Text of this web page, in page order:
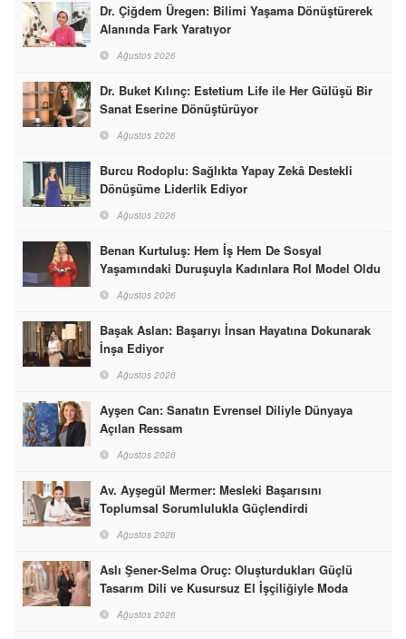
Dr. Çiğdem Üregen: Bilimi Yaşama Dönüştürerek
Alanında Fark Yaratıyor
Ağustos 2026
Dr. Buket Kılınç: Estetium Life ile Her Gülüşü Bir
Sanat Eserine Dönüştürüyor
Ağustos 2026
Burcu Rodoplu: Sağlıkta Yapay Zekâ Destekli
Dönüşüme Liderlik Ediyor
Ağustos 2026
Benan Kurtuluş: Hem İş Hem De Sosyal
Yaşamındaki Duruşuyla Kadınlara Rol Model Oldu
Ağustos 2026
Başak Aslan: Başarıyı İnsan Hayatına Dokunarak
İnşa Ediyor
Ağustos 2026
Ayşen Can: Sanatın Evrensel Diliyle Dünyaya
Açılan Ressam
Ağustos 2026
Av. Ayşegül Mermer: Mesleki Başarısını
Toplumsal Sorumlulukla Güçlendirdi
Ağustos 2026
Aslı Şener-Selma Oruç: Oluşturdukları Güçlü
Tasarım Dili ve Kusursuz El İşçiliğiyle Moda
Ağustos 2026